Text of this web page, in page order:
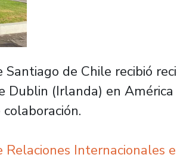
Santiago de Chile recibió
Dublin (Irlanda) en
Internacionales